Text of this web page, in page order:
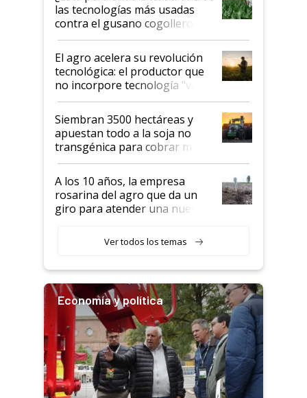
rendimiento
las tecnologías más usadas
contra el gusano cogollero? El
desafío de una tecnología clave
El agro acelera su revolución
tecnológica: el productor que
no incorpore tecnología "va a
perder el tren"
Siembran 3500 hectáreas y
apuestan todo a la soja no
transgénica para cobrar más
por tonelada: compraron un
semillero
A los 10 años, la empresa
rosarina del agro que da un
giro para atender una nueva
Ver todos los temas
Economía y política